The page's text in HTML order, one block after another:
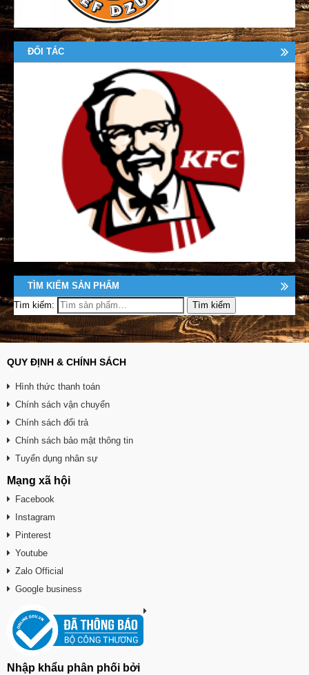
ĐỐI TÁC
TÌM KIẾM SẢN PHẨM
Tìm kiếm:
QUY ĐỊNH & CHÍNH SÁCH
Hình thức thanh toán
Chính sách vận chuyển
Chính sách đổi trả
Chính sách bảo mật thông tin
Tuyển dụng nhân sự
Mạng xã hội
Facebook
Instagram
Pinterest
Youtube
Zalo Official
Google business
Nhập khẩu phân phối bởi